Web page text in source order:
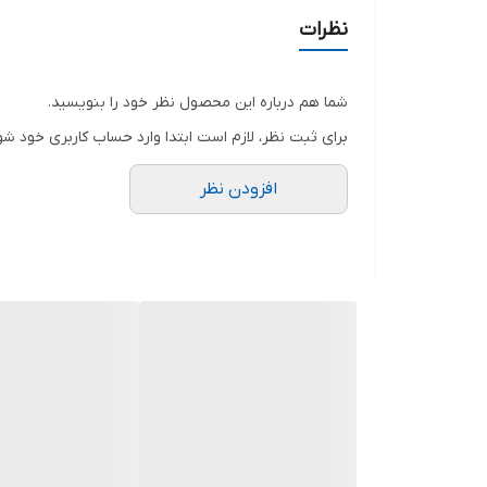
نظرات
شما هم درباره این محصول نظر خود را بنویسید.
برای ثبت نظر، لازم است ابتدا وارد حساب کاربری خود
افزودن نظر